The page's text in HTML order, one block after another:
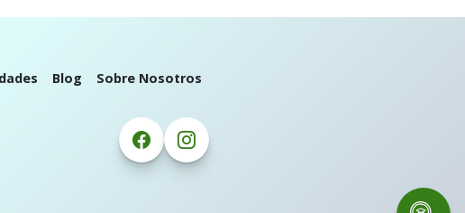
Blog Sobre Nosotros